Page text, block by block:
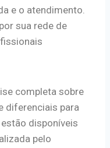
e o atendimento.
sua rede de
completa sobre
diferenciais para
disponíveis
pelo